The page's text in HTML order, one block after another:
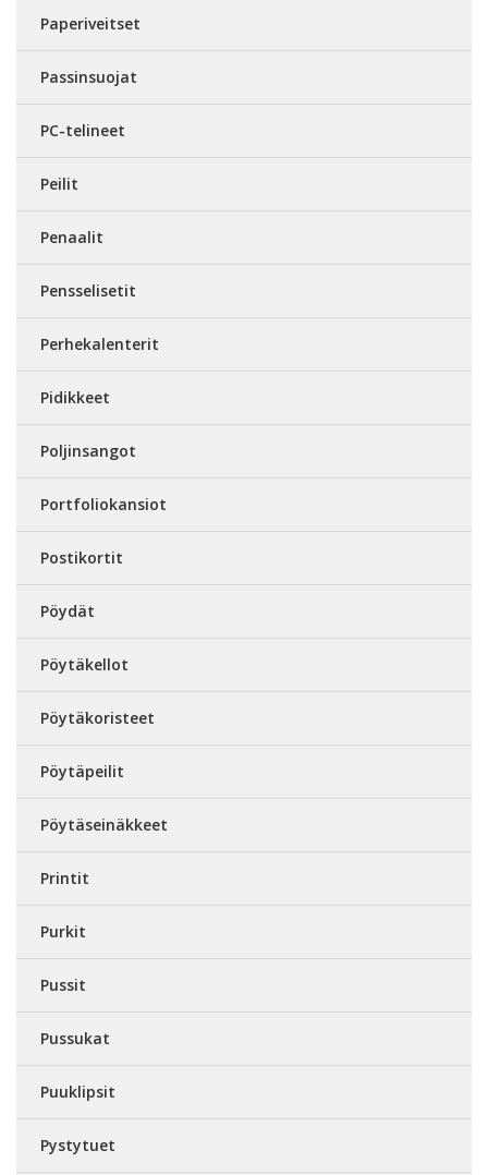
Paperiveitset
Passinsuojat
PC-telineet
Peilit
Penaalit
Pensselisetit
Perhekalenterit
Pidikkeet
Poljinsangot
Portfoliokansiot
Postikortit
Pöydät
Pöytäkellot
Pöytäkoristeet
Pöytäpeilit
Pöytäseinäkkeet
Printit
Purkit
Pussit
Pussukat
Puuklipsit
Pystytuet